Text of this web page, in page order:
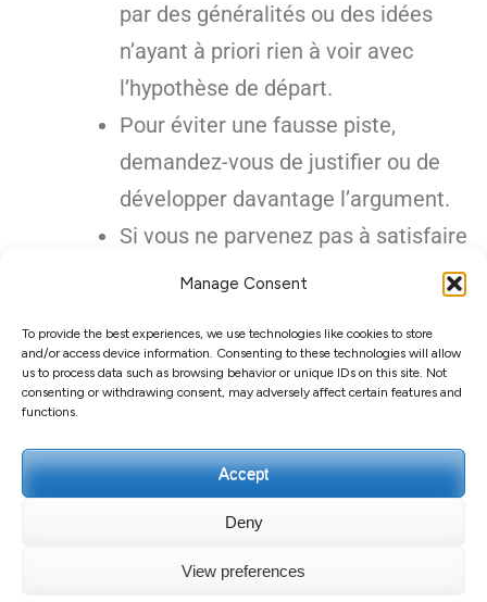
Manage Consent
To provide the best experiences, we use technologies like cookies to store
and/or access device information. Consenting to these technologies will allow
us to process data such as browsing behavior or unique IDs on this site. Not
consenting or withdrawing consent, may adversely affect certain features and
functions.
Accept
Deny
View preferences
par des généralités ou des idées
n’ayant à priori rien à voir avec
l’hypothèse de départ.
Pour éviter une fausse piste,
demandez-vous de justifier ou de
développer davantage l’argument.
Si vous ne parvenez pas à satisfaire
une hypothèse. Dans ce cas, la
l’oublier et de poursuivre la
discussion.
Education Zone | Développé par